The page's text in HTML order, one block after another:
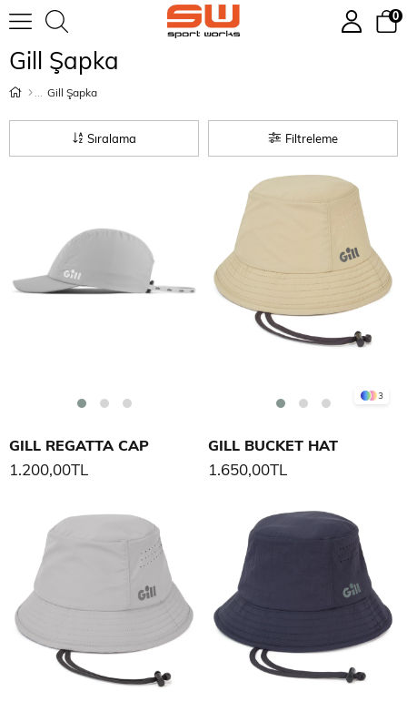
0
Gill Şapka
Gill Şapka
Filtreleme
Sıralama
GILL REGATTA CAP
1.200,00TL
3
GILL BUCKET HAT
1.650,00TL